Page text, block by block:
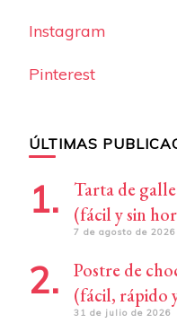
Instagram
Pinterest
ÚLTIMAS
Tarta de
(fácil y sin
7 de agosto de 2026
Postre de
(fácil, rápido
31 de julio de 2026